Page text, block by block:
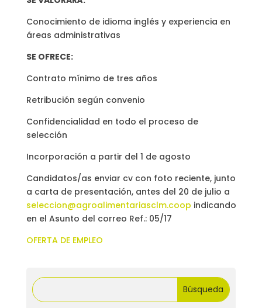
Conocimiento de idioma inglés y experiencia en
áreas administrativas
SE OFRECE:
Contrato mínimo de tres años
Retribución según convenio
Confidencialidad en todo el proceso de
selección
Incorporación a partir del 1 de agosto
Candidatos/as enviar cv con foto reciente, junto
a carta de presentación, antes del 20 de julio a
seleccion@agroalimentariasclm.coop indicando
en el Asunto del correo Ref.: 05/17
OFERTA DE EMPLEO